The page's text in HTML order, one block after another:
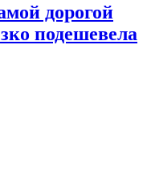
дорогой
подешевела